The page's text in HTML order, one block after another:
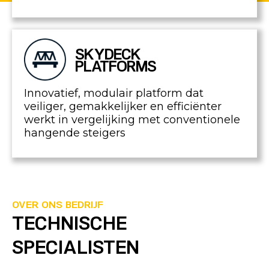
SKYDECK
PLATFORMS
Innovatief, modulair platform dat
veiliger, gemakkelijker en efficiënter
werkt in vergelijking met conventionele
hangende steigers
OVER ONS BEDRIJF
TECHNISCHE
SPECIALISTEN